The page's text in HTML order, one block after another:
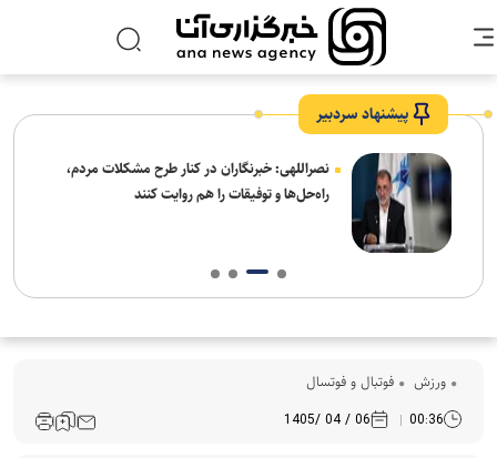
پیشنهاد سردبیر
نصراللهی: خبرنگاران در کنار طرح مشکلات مردم،
راه‌حل‌ها و توفیقات را هم روایت کنند
ورزش فوتبال و فوتسال
00:36
06 / 04 /1405